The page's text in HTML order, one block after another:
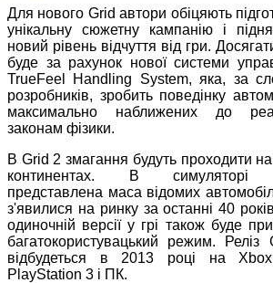
Для нового Grid автори обіцяють
унікальну сюжетну кампанію і
новий рівень відчуття від гри.
буде за рахунок нової системи
TrueFeel Handling System, яка, за
розробників, зробить поведінку
максимально наближених до
законам фізики.
В Grid 2 змагання будуть проходити
континентах. В симуляторі
представлена маса відомих
з'явилися на ринку за останні 40
одиночній версії у грі також буде
багатокористувацький режим. Реліз
відбудеться в 2013 році на
PlayStation 3 і ПК.